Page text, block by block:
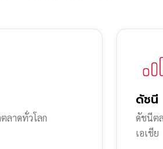
ลาดทั่วโลก
ดัชนี
ดัชนีต
เอเชีย